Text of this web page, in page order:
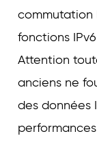
commutation
fonctions
Attention
anciens ne
des données